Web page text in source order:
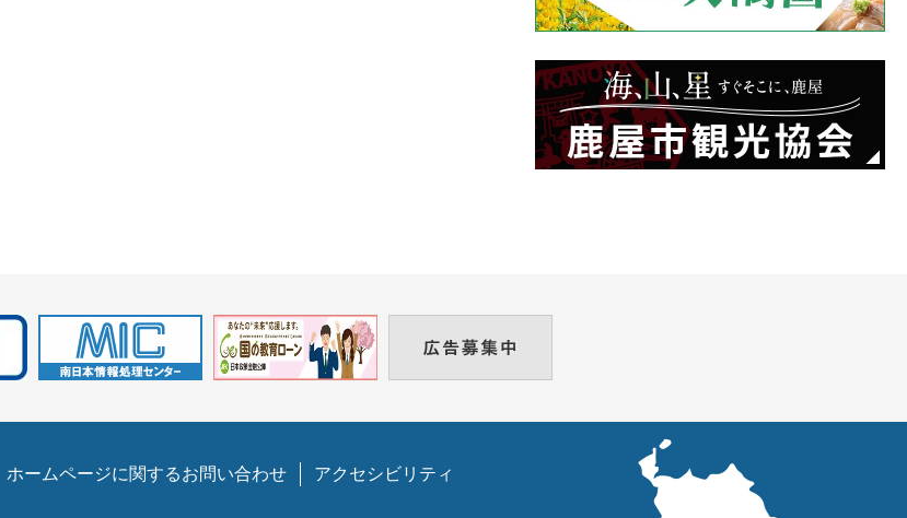
ホームページに関するお問い合わせ アクセシビリティ